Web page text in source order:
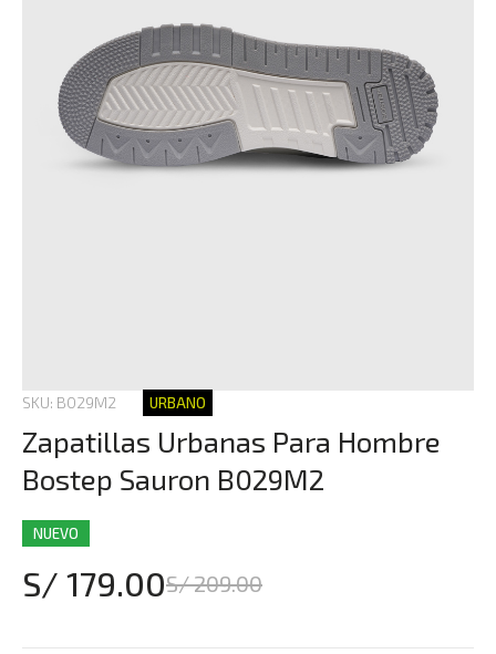
SKU: B029M2 URBANO
Zapatillas Urbanas Para Hombre
Bostep Sauron B029M2
NUEVO
S/ 179.00S/ 209.00